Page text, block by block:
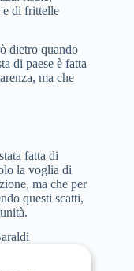
e di frittelle
dietro quando
di paese è fatta
ma che
fatta di
la voglia di
ma che per
questi scatti,